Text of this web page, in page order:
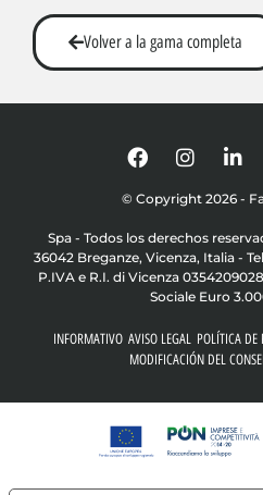
Volver a la gama completa
© Copyright 2026 -
Spa - Todos los derechos
36042 Breganze, Vicenza, Italia -
P.IVA e R.I. di Vicenza
Sociale Euro
INFORMATIVO AVISO LEGAL POLÍTICA DE
MODIFICACIÓN DEL